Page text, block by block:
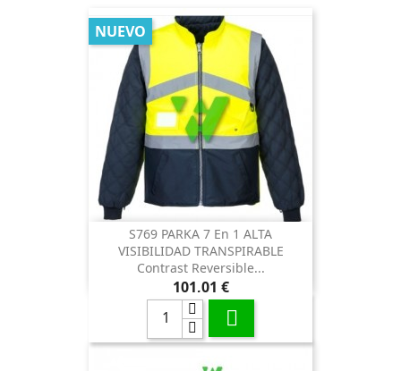
S769 PARKA 7 En 1 ALTA
VISIBILIDAD TRANSPIRABLE
Contrast Reversible...
Precio
101,01 €

NUEVO